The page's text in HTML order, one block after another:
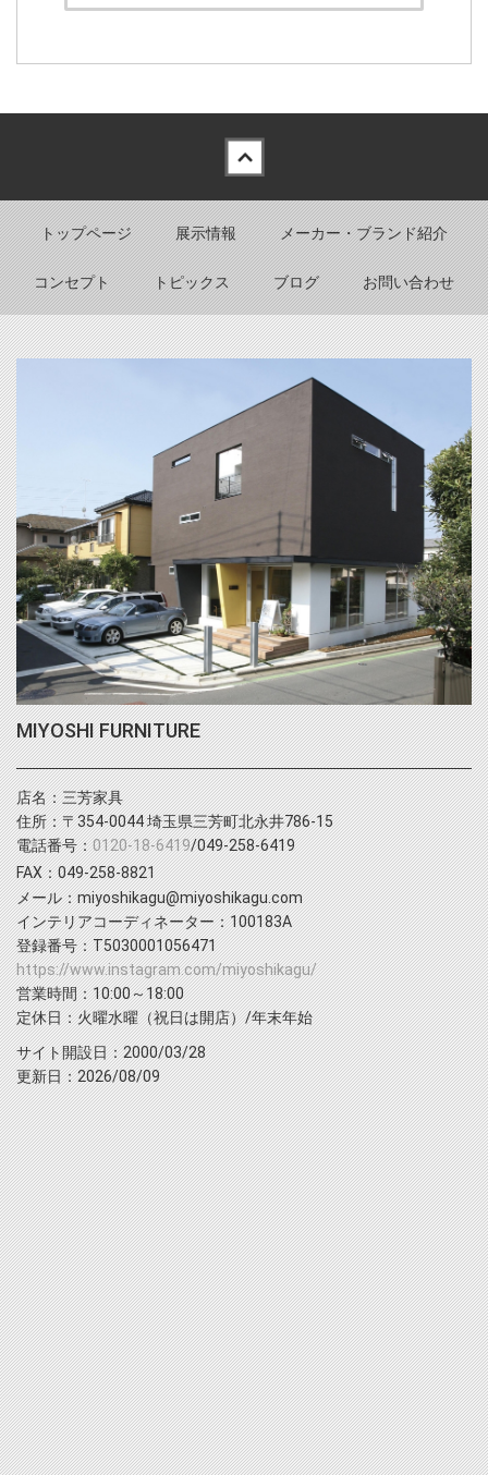
トップページ 展示情報 メーカー・ブランド紹介
コンセプト トピックス ブログ お問い合わせ
MIYOSHI FURNITURE
店名：三芳家具
住所：〒354-0044 埼玉県三芳町北永井786-15
電話番号：0120-18-6419/049-258-6419
FAX：049-258-8821
メール：miyoshikagu@miyoshikagu.com
インテリアコーディネーター：100183A
登録番号：T5030001056471
https://www.instagram.com/miyoshikagu/
営業時間：10:00～18:00
定休日：火曜水曜（祝日は開店）/年末年始
サイト開設日：2000/03/28
更新日：2026/08/09
Back to top